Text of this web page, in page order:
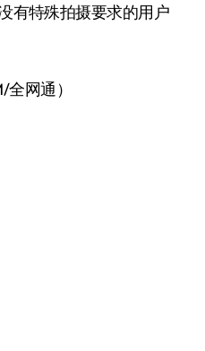
有特殊拍摄要求的用户
网通）